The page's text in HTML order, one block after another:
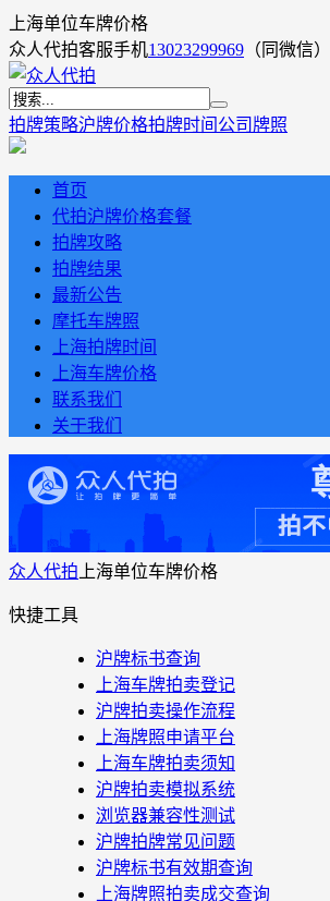
上海单位车牌价格
众人代拍客服手机13023299969 （同微信）
拍牌策略沪牌价格拍牌时间 公司牌照
首页
代拍沪牌价格套餐
拍牌攻略
拍牌结果
最新公告
摩托车牌照
上海拍牌时间
上海车牌价格
联系我们
关于我们
众人代拍 上海单位车牌价格
快捷工具
沪牌标书查询
上海车牌拍卖登记
沪牌拍卖操作流程
上海牌照申请平台
上海车牌拍卖须知
沪牌拍卖模拟系统
浏览器兼容性测试
沪牌拍牌常见问题
沪牌标书有效期查询
上海牌照拍卖成交查询